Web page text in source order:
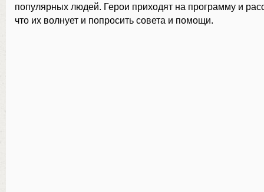
популярных людей. Герои приходят на программу и
что их волнует и попросить совета и помощи.